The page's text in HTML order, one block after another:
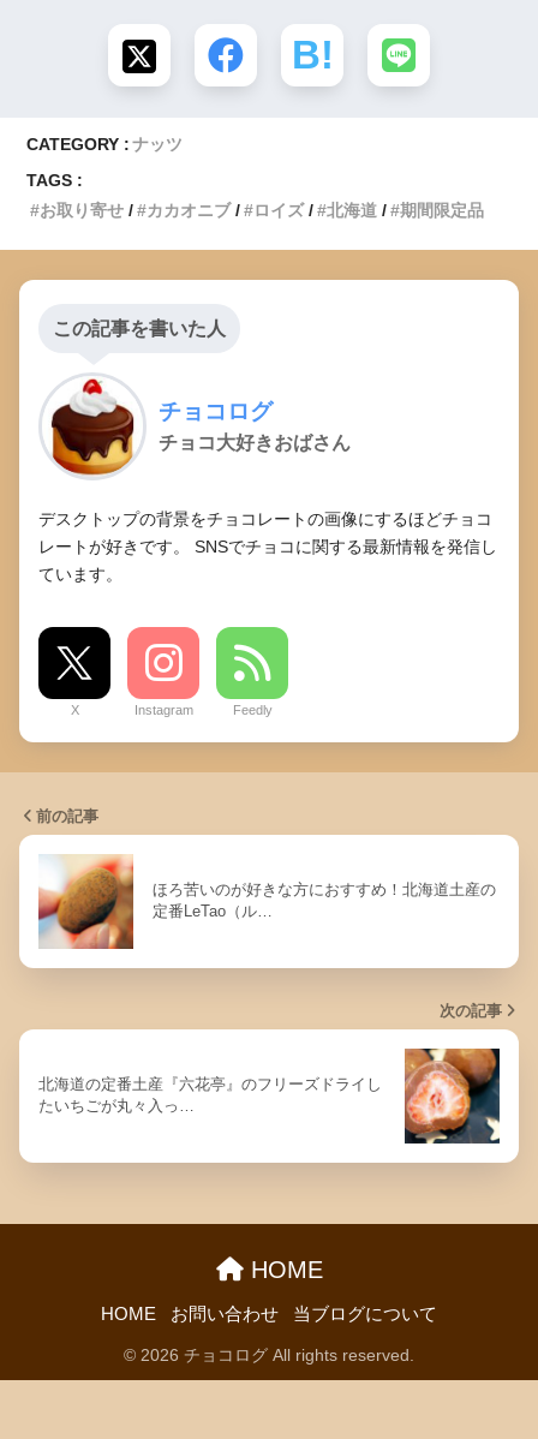
CATEGORY : ナッツ
TAGS :
お取り寄せ
カカオニブ ロイズ 北海道 期間限定品
この記事を書いた人
チョコログ
チョコ大好きおばさん
デスクトップの背景をチョコレートの画像にするほどチョコ
レートが好きです。 SNSでチョコに関する最新情報を発信し
ています。
X Instagram Feedly
前の記事
ほろ苦いのが好きな方におすすめ！北海道土産の
定番LeTao（ル…
次の記事
北海道の定番土産『六花亭』のフリーズドライし
たいちごが丸々入っ…
HOME
HOME お問い合わせ 当ブログについて
© 2026 チョコログ All rights reserved.